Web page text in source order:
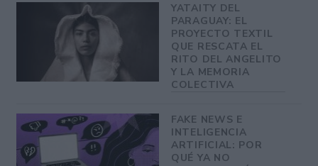
YATAITY DEL
PARAGUAY: EL
PROYECTO TEXTIL
QUE RESCATA EL
RITO DEL ANGELITO
Y LA MEMORIA
COLECTIVA
FAKE NEWS E
INTELIGENCIA
ARTIFICIAL: POR
QUÉ YA NO